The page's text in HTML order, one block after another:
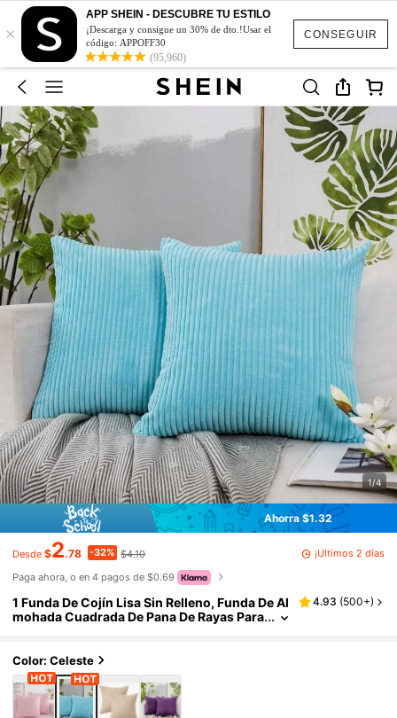
CONSEGUIR
×
APP SHEIN - DESCUBRE TU ESTILO
¡Descarga y consigue un 30% de dto.!Usar el
código: APPOFF30
(95,960)
1/4
Ahorra $1.32
Desde $2.78 -32% $4.10
¡Últimos 2 días
Paga ahora, o en 4 pagos de $0.69
1 Funda De Cojín Lisa Sin Relleno, Funda De Al
mohada Cuadrada De Pana De Rayas Para
4.93 (500+)
Color: Celeste